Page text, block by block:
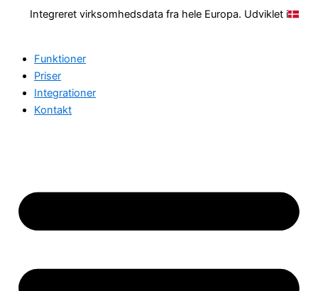
Integreret virksomhedsdata fra hele Europa. Udviklet i
Funktioner
Priser
Integrationer
Kontakt